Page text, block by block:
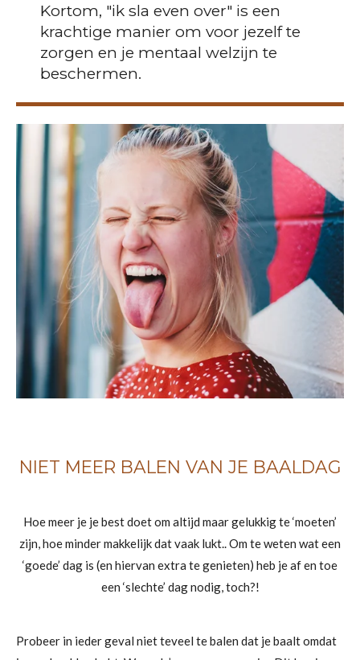
Kortom, "ik sla even over" is een
krachtige manier om voor jezelf te
zorgen en je mentaal welzijn te
beschermen.
NIET MEER BALEN VAN JE BAALDAG
Hoe meer je je best doet om altijd maar gelukkig te ‘moeten’
zijn, hoe minder makkelijk dat vaak lukt.. Om te weten wat een
‘goede’ dag is (en hiervan extra te genieten) heb je af en toe
een ‘slechte’ dag nodig, toch?!
Probeer in ieder geval niet teveel te balen dat je baalt omdat